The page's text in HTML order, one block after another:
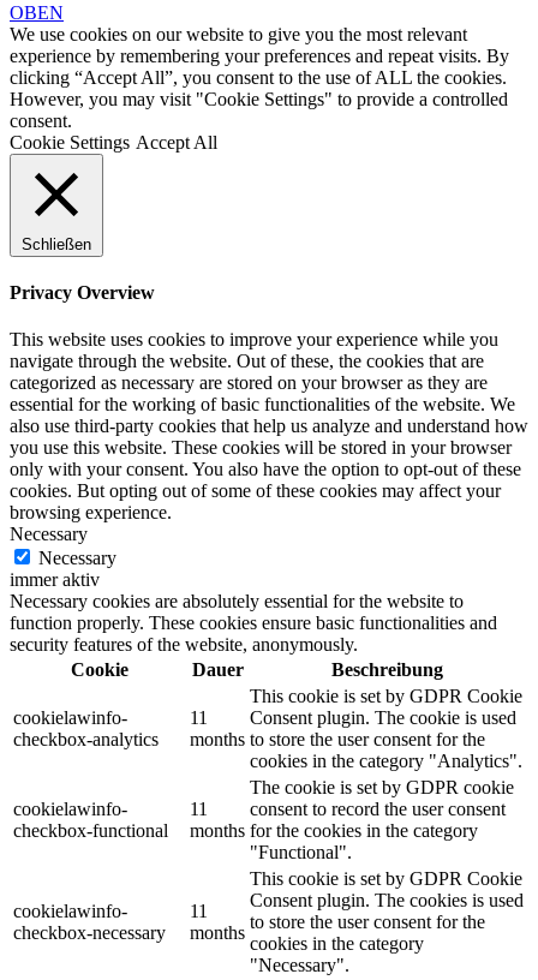
OBEN
We use cookies on our website to give you the most relevant
experience by remembering your preferences and repeat visits. By
clicking “Accept All”, you consent to the use of ALL the cookies.
However, you may visit "Cookie Settings" to provide a controlled
consent.
Cookie Settings Accept All
Schließen
Privacy Overview
This website uses cookies to improve your experience while you
navigate through the website. Out of these, the cookies that are
categorized as necessary are stored on your browser as they are
essential for the working of basic functionalities of the website. We
also use third-party cookies that help us analyze and understand how
you use this website. These cookies will be stored in your browser
only with your consent. You also have the option to opt-out of these
cookies. But opting out of some of these cookies may affect your
browsing experience.
Necessary
Necessary
immer aktiv
Necessary cookies are absolutely essential for the website to
function properly. These cookies ensure basic functionalities and
security features of the website, anonymously.
Cookie
Dauer Beschreibung
cookielawinfo-
checkbox-analytics
11
months
This cookie is set by GDPR Cookie
Consent plugin. The cookie is used
to store the user consent for the
cookies in the category "Analytics".
cookielawinfo-
checkbox-functional
11
months
The cookie is set by GDPR cookie
consent to record the user consent
for the cookies in the category
"Functional".
cookielawinfo-
checkbox-necessary
11
months
This cookie is set by GDPR Cookie
Consent plugin. The cookies is used
to store the user consent for the
cookies in the category
"Necessary".